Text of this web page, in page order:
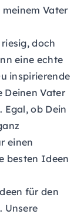
Vater
doch
eine echte
inspirierende
Deinen Vater
ob Dein
einen
besten Ideen
für den
Unsere